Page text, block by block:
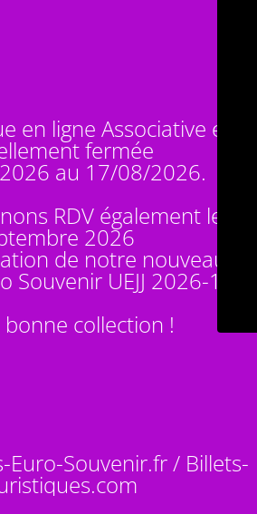
en ligne Associative est
fermée
au 17/08/2026.
RDV également le 14
2026
de notre nouveauté :
Souvenir UEJJ 2026-10
bonne collection !
Souvenir.fr / Billets-